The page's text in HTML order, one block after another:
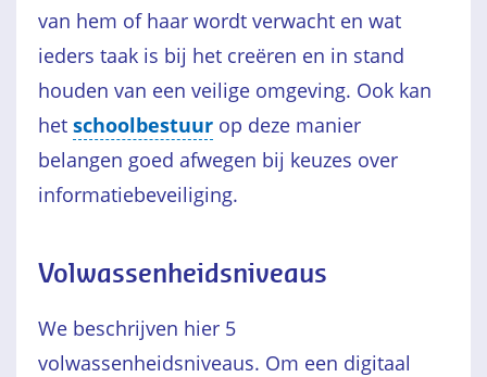
van hem of haar wordt verwacht en wat
ieders taak is bij het creëren en in stand
houden van een veilige omgeving. Ook kan
het schoolbestuur op deze manier
belangen goed afwegen bij keuzes over
informatiebeveiliging.
Volwassenheidsniveaus
We beschrijven hier 5
volwassenheidsniveaus. Om een digitaal